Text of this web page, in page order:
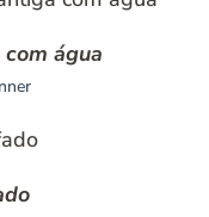
água